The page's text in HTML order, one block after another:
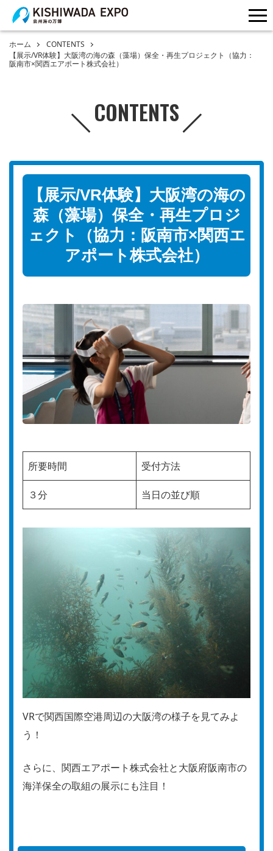
ホーム
CONTENTS
【展示/VR体験】大阪湾の海の森（藻場）保全・再生プロジェクト（協力：
阪南市×関西エアポート株式会社）
CONTENTS
【展示/VR体験】大阪湾の海の
森（藻場）保全・再生プロジ
ェクト（協力：阪南市×関西エ
アポート株式会社）
所要時間 受付方法
３分 当日の並び順
VRで関西国際空港周辺の大阪湾の様子を見てみよ
う！
さらに、関西エアポート株式会社と大阪府阪南市の
海洋保全の取組の展示にも注目！